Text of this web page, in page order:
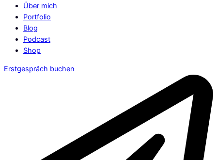
Über mich
Portfolio
Blog
Podcast
Shop
Erstgespräch buchen